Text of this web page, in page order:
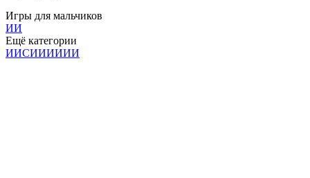
Игры для мальчиков
ИИ
Ещё категории
ИИСИИИИИИ